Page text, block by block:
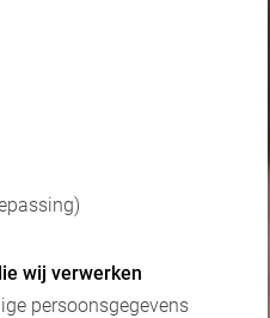
wij verwerken
persoonsgegevens